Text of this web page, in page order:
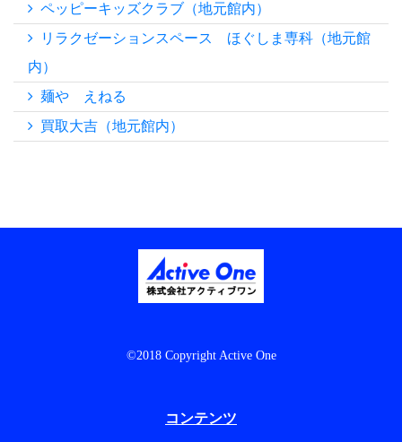
ペッピーキッズクラブ（地元館内）
リラクゼーションスペース ほぐしま専科（地元館
内）
麺や えねる
買取大吉（地元館内）
©2018 Copyright Active One
コンテンツ